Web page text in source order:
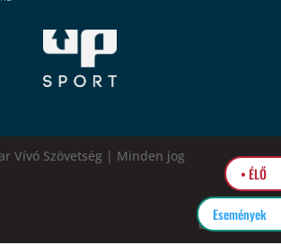
Vívó Szövetség | Minden jog
easytel
• ÉLŐ
Események